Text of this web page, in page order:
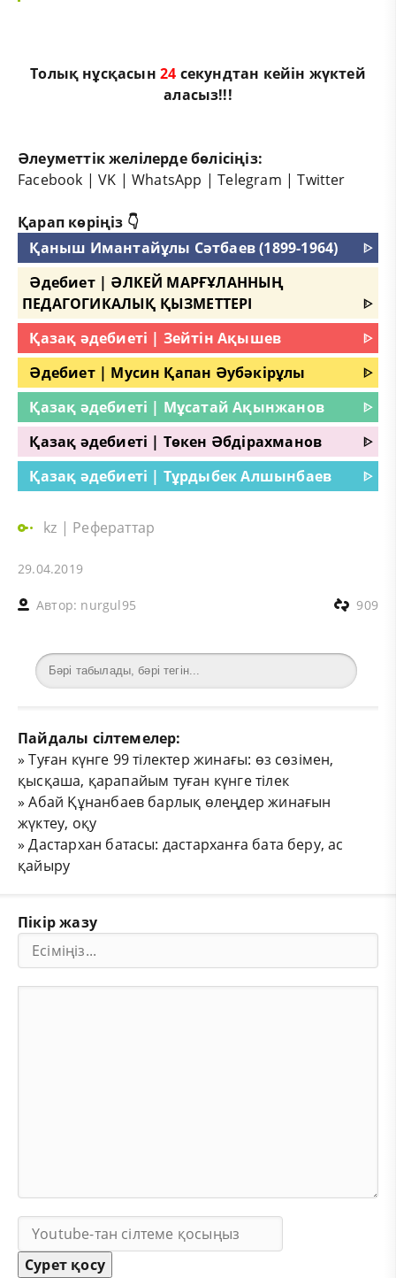
Толық нұсқасын23 секундтан кейін жүктей
аласыз!!!
Әлеуметтік желілерде бөлісіңіз:
Facebook |VK |WhatsApp |Telegram |Twitter
Қарап көріңіз 👇
Қаныш Имантайұлы Сәтбаев (1899-1964)
ᐈ
Әдебиет | ӘЛКЕЙ МАРҒҰЛАННЫҢ
ПЕДАГОГИКАЛЫҚ ҚЫЗМЕТТЕРІ
ᐈ
Қазақ әдебиеті | Зейтін Ақышев
ᐈ
Әдебиет | Мусин Қапан Әубәкірұлы
ᐈ
Қазақ әдебиеті | Мұсатай Ақынжанов
ᐈ
Қазақ әдебиеті | Төкен Әбдірахманов
ᐈ
Қазақ әдебиеті | Тұрдыбек Алшынбаев
ᐈ
kz | Рефераттар
29.04.2019
Автор: nurgul95 909
Пайдалы сілтемелер:
»Туған күнге 99 тілектер жинағы: өз сөзімен,
қысқаша, қарапайым туған күнге тілек
»Абай Құнанбаев барлық өлеңдер жинағын
жүктеу, оқу
»Дастархан батасы: дастарханға бата беру, ас
қайыру
Пікір жазу
Сурет қосу